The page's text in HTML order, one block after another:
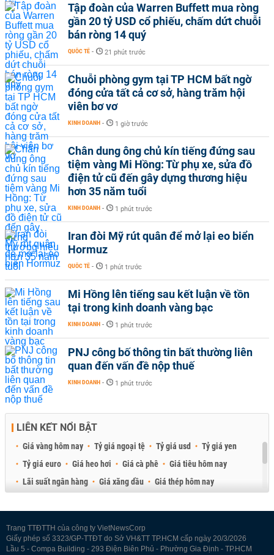
Tập đoàn của Warren Buffett mua ròng
gần 20 tỷ USD cổ phiếu, chấm dứt chuỗi
bán ròng 14 quý
QUỐC TẾ - 21 phút trước
Chuỗi phòng gym tại TP HCM bất ngờ
đóng cửa tất cả cơ sở, hàng trăm hội
viên bơ vơ
KINH DOANH - 1 giờ trước
Chân dung ông chủ kín tiếng đứng sau
tiệm vàng Mi Hồng: Từ phụ xe, sửa đồ
điện tử cũ đến gây dựng thương hiệu
hơn 35 năm tuổi
KINH DOANH - 1 phút trước
Iran đòi Mỹ rút quân để mở lại eo biển
Hormuz
QUỐC TẾ - 1 phút trước
Mi Hồng lên tiếng sau kết luận về tồn
tại trong kinh doanh vàng bạc
KINH DOANH - 1 phút trước
PNJ công bố thông tin bất thường liên
quan đến vấn đề nộp thuế
KINH DOANH - 1 phút trước
LIÊN KẾT NỔI BẬT
Giá vàng hôm nay Tỷ giá ngoại tệ Tỷ giá usd
Tỷ giá yen
Tỷ giá euro
Giá heo hơi Giá cà phê
Giá tiêu hôm nay
Lãi suất ngân hàng
Giá xăng dầu
Giá thép hôm nay
Trang TTĐTTH của công ty VietNewsCorp
Giấy phép số 3323/GP-TTĐT do Sở VH&TT TP.HCM cấp ngày 20/3/2026
Lầu 5 - Compa Building - 293 Điện Biên Phủ - Phường Gia Định - TP.HCM